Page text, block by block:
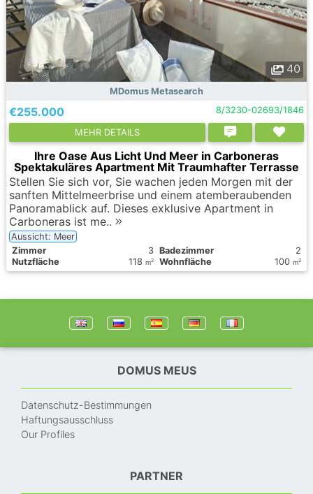
40
MDomus Metasearch
€255.000 8/3230-02693/1846
MEHR DETAILS
Ihre Oase Aus Licht Und Meer in Carboneras
Spektakuläres Apartment Mit Traumhafter Terrasse
Stellen Sie sich vor, Sie wachen jeden Morgen mit der
sanften Mittelmeerbrise und einem atemberaubenden
Panoramablick auf. Dieses exklusive Apartment in
Carboneras ist me..
Aussicht: Meer
Zimmer
3 Badezimmer
2
Nutzfläche
118 m2 Wohnfläche 100 m2
DOMUS MEUS
Datenschutz-Bestimmungen
Haftungsausschluss
Our Profiles
PARTNER